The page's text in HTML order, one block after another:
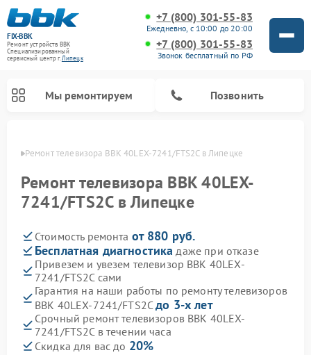
FIX-BBK
Ремонт устройств BBK
Специализированный
cервисный центр г.Липецк
+7 (800) 301-55-83
Ежедневно, с 10:00 до 20:00
+7 (800) 301-55-83
Звонок бесплатный по РФ
Мы ремонтируем Позвонить
Ремонт телевизора BBK 40LEX-7241/FTS2C в Липецке
Ремонт телевизора BBK 40LEX-
7241/FTS2C в Липецке
Стоимость ремонта от 880 руб.
Бесплатная диагностика даже при отказе
Привезем и увезем телевизор BBK 40LEX-
7241/FTS2C сами
Гарантия на наши работы по ремонту телевизоров
BBK 40LEX-7241/FTS2Cдо 3-х лет
Срочный ремонт телевизоров BBK 40LEX-
7241/FTS2C в течении часа
Скидка для вас до 20%